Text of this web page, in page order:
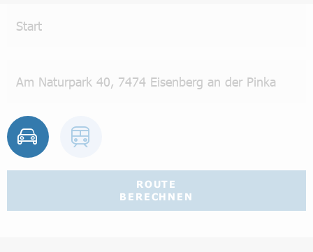
ROUTE
BERECHNEN